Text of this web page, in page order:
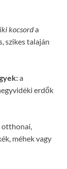
kocsorda
szikes talaján
a
erdők
otthonai,
méhek vagy